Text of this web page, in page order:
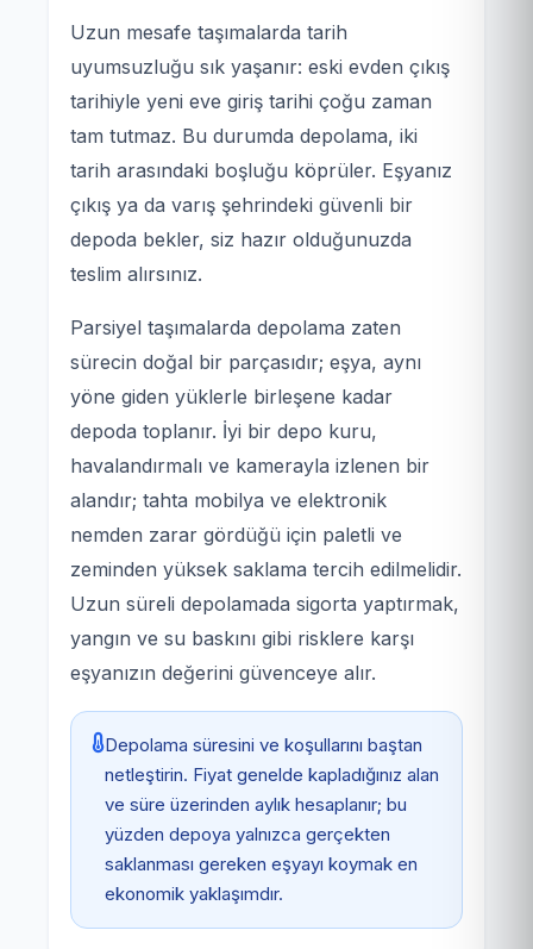
Uzun mesafe taşımalarda tarih
uyumsuzluğu sık yaşanır: eski evden çıkış
tarihiyle yeni eve giriş tarihi çoğu zaman
tam tutmaz. Bu durumda depolama, iki
tarih arasındaki boşluğu köprüler. Eşyanız
çıkış ya da varış şehrindeki güvenli bir
depoda bekler, siz hazır olduğunuzda
teslim alırsınız.
Parsiyel taşımalarda depolama zaten
sürecin doğal bir parçasıdır; eşya, aynı
yöne giden yüklerle birleşene kadar
depoda toplanır. İyi bir depo kuru,
havalandırmalı ve kamerayla izlenen bir
alandır; tahta mobilya ve elektronik
nemden zarar gördüğü için paletli ve
zeminden yüksek saklama tercih edilmelidir.
Uzun süreli depolamada sigorta yaptırmak,
yangın ve su baskını gibi risklere karşı
eşyanızın değerini güvenceye alır.
Depolama süresini ve koşullarını baştan
netleştirin. Fiyat genelde kapladığınız alan
ve süre üzerinden aylık hesaplanır; bu
yüzden depoya yalnızca gerçekten
saklanması gereken eşyayı koymak en
ekonomik yaklaşımdır.